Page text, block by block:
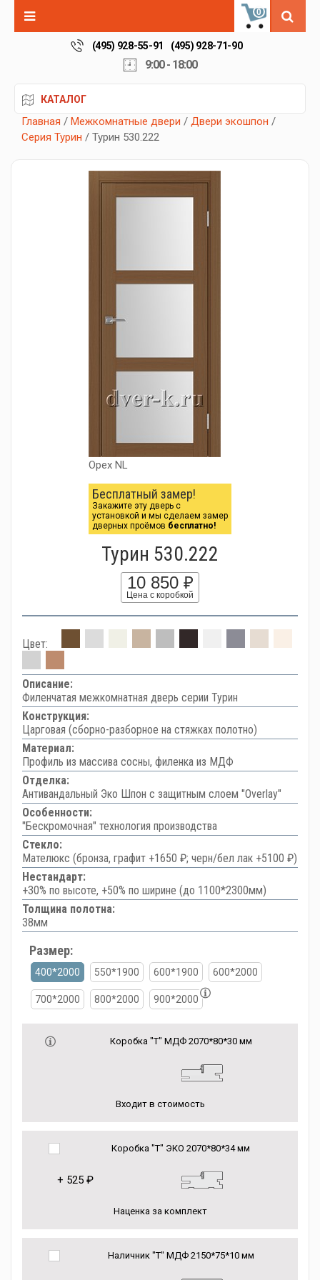
0
(495) 928-55-91 (495) 928-71-90
9:00 - 18:00
КАТАЛОГ
Главная / Межкомнатные двери / Двери экошпон /
Серия Турин / Турин 530.222
Орех NL
Бесплатный замер!
Закажите эту дверь с
установкой и мы сделаем замер
дверных проёмов бесплатно!
Турин 530.222
10 850 ₽
Цена с коробкой
Цвет:
Описание:
Филенчатая межкомнатная дверь серии Турин
Конструкция:
Царговая (сборно-разборное на стяжках полотно)
Материал:
Профиль из массива сосны, филенка из МДФ
Отделка:
Антивандальный Эко Шпон с защитным слоем "Overlay"
Особенности:
"Бескромочная" технология производства
Стекло:
Мателюкс (бронза, графит +1650 ₽; черн/бел лак +5100 ₽)
Нестандарт:
+30% по высоте, +50% по ширине (до 1100*2300мм)
Толщина полотна:
38мм
Размер:
400*2000 550*1900 600*1900 600*2000
700*2000 800*2000 900*2000
Коробка "Т" МДФ 2070*80*30 мм
Входит в стоимость
Коробка "Т" ЭКО 2070*80*34 мм
+ 525 ₽
Наценка за комплект
Наличник "Т" МДФ 2150*75*10 мм